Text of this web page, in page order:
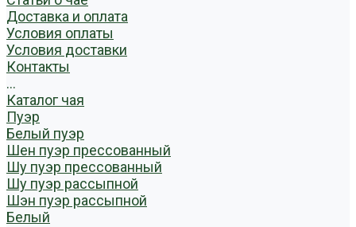
Доставка и оплата
Условия оплаты
Условия доставки
Контакты
...
Каталог чая
Пуэр
Белый пуэр
Шен пуэр прессованный
Шу пуэр прессованный
Шу пуэр рассыпной
Шэн пуэр рассыпной
Белый